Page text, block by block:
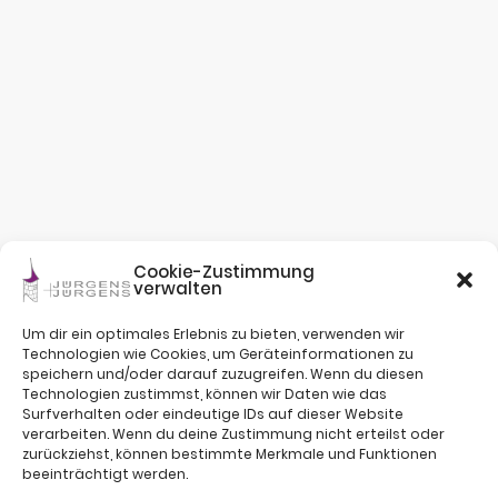
Cookie-Zustimmung
verwalten
Um dir ein optimales Erlebnis zu bieten, verwenden wir
Technologien wie Cookies, um Geräteinformationen zu
speichern und/oder darauf zuzugreifen. Wenn du diesen
Technologien zustimmst, können wir Daten wie das
Surfverhalten oder eindeutige IDs auf dieser Website
verarbeiten. Wenn du deine Zustimmung nicht erteilst oder
zurückziehst, können bestimmte Merkmale und Funktionen
beeinträchtigt werden.